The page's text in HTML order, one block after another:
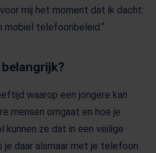
mij het moment dat ik dacht:
mobiel telefoonbeleid.“
waarop een jongere kan
mensen omgaat en hoe je
ze dat in een veilige
je daar alsmaar met je telefoon